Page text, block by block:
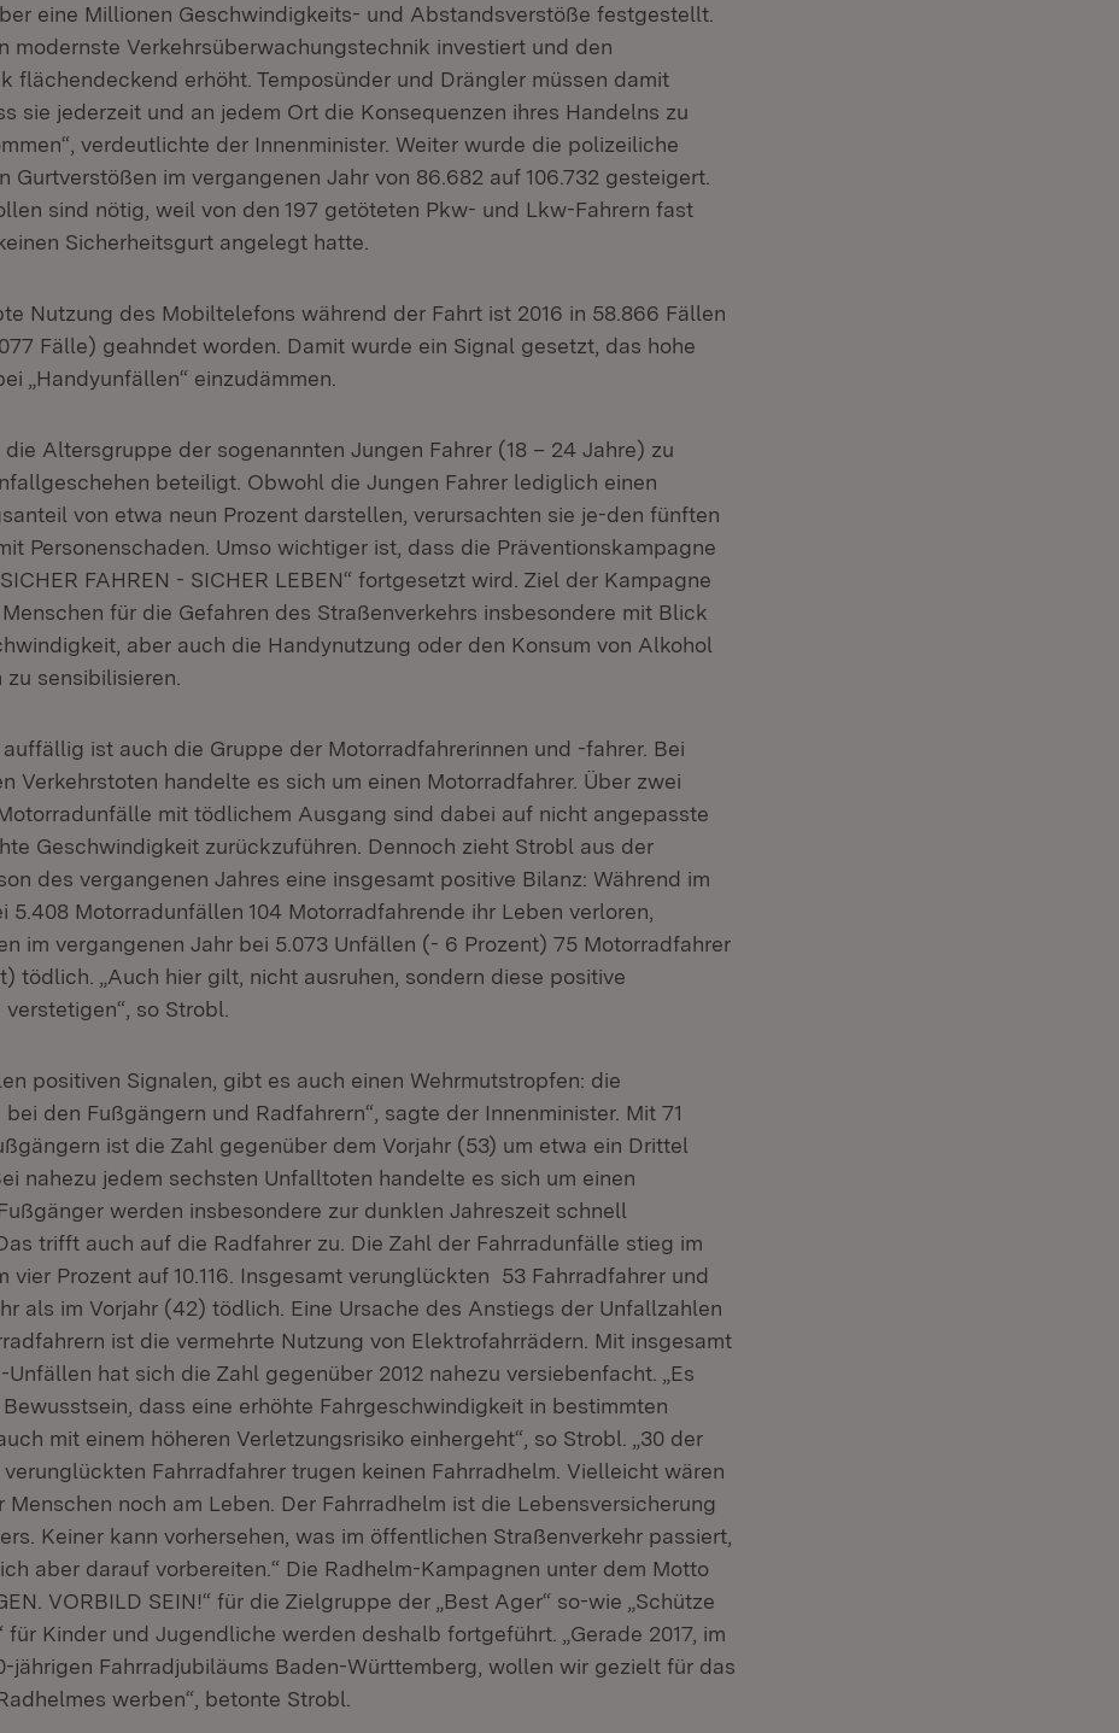
eine Millionen Geschwindigkeits- und Abstandsverstöße festgestellt.
modernste Verkehrsüberwachungstechnik investiert und den
flächendeckend erhöht. Temposünder und Drängler müssen damit
sie jederzeit und an jedem Ort die Konsequenzen ihres Handelns zu
verdeutlichte der Innenminister. Weiter wurde die polizeiliche
Gurtverstößen im vergangenen Jahr von 86.682 auf 106.732 gesteigert.
sind nötig, weil von den 197 getöteten Pkw- und Lkw-Fahrern fast
Sicherheitsgurt angelegt hatte.
Nutzung des Mobiltelefons während der Fahrt ist 2016 in 58.866 Fällen
Fälle) geahndet worden. Damit wurde ein Signal gesetzt, das hohe
„Handyunfällen“ einzudämmen.
Altersgruppe der sogenannten Jungen Fahrer (18 – 24 Jahre) zu
beteiligt. Obwohl die Jungen Fahrer lediglich einen
von etwa neun Prozent darstellen, verursachten sie je-den fünften
Personenschaden. Umso wichtiger ist, dass die Präventionskampagne
SICHER FAHREN - SICHER LEBEN“ fortgesetzt wird. Ziel der Kampagne
für die Gefahren des Straßenverkehrs insbesondere mit Blick
aber auch die Handynutzung oder den Konsum von Alkohol
sensibilisieren.
ist auch die Gruppe der Motorradfahrerinnen und -fahrer. Bei
Verkehrstoten handelte es sich um einen Motorradfahrer. Über zwei
mit tödlichem Ausgang sind dabei auf nicht angepasste
Geschwindigkeit zurückzuführen. Dennoch zieht Strobl aus der
des vergangenen Jahres eine insgesamt positive Bilanz: Während im
5.408 Motorradunfällen 104 Motorradfahrende ihr Leben verloren,
im vergangenen Jahr bei 5.073 Unfällen (- 6 Prozent) 75 Motorradfahrer
tödlich. „Auch hier gilt, nicht ausruhen, sondern diese positive
so Strobl.
positiven Signalen, gibt es auch einen Wehrmutstropfen: die
den Fußgängern und Radfahrern“, sagte der Innenminister. Mit 71
ist die Zahl gegenüber dem Vorjahr (53) um etwa ein Drittel
nahezu jedem sechsten Unfalltoten handelte es sich um einen
werden insbesondere zur dunklen Jahreszeit schnell
trifft auch auf die Radfahrer zu. Die Zahl der Fahrradunfälle stieg im
vier Prozent auf 10.116. Insgesamt verunglückten 53 Fahrradfahrer und
als im Vorjahr (42) tödlich. Eine Ursache des Anstiegs der Unfallzahlen
ist die vermehrte Nutzung von Elektrofahrrädern. Mit insgesamt
Unfällen hat sich die Zahl gegenüber 2012 nahezu versiebenfacht. „Es
dass eine erhöhte Fahrgeschwindigkeit in bestimmten
mit einem höheren Verletzungsrisiko einhergeht“, so Strobl. „30 der
Fahrradfahrer trugen keinen Fahrradhelm. Vielleicht wären
Menschen noch am Leben. Der Fahrradhelm ist die Lebensversicherung
Keiner kann vorhersehen, was im öffentlichen Straßenverkehr passiert,
aber darauf vorbereiten.“ Die Radhelm-Kampagnen unter dem Motto
VORBILD SEIN!“ für die Zielgruppe der „Best Ager“ so-wie „Schütze
für Kinder und Jugendliche werden deshalb fortgeführt. „Gerade 2017, im
jährigen Fahrradjubiläums Baden-Württemberg, wollen wir gezielt für das
werben“, betonte Strobl.